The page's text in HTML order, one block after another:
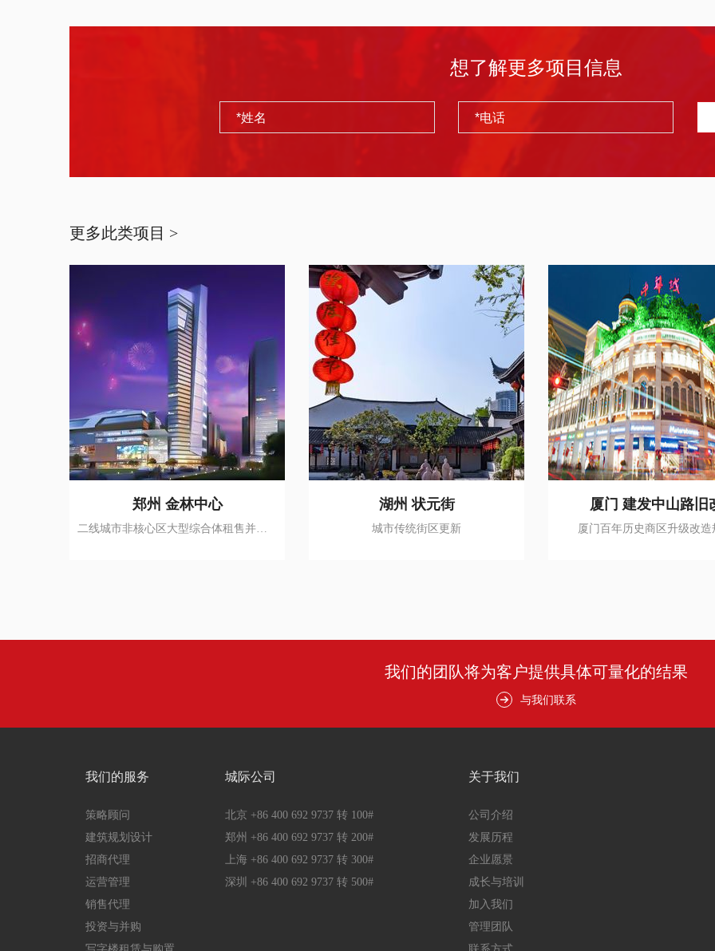
想了解更多项目信息
更多此类项目 >
郑州 金林中心
二线城市非核心区大型综合体租售并举持续销冠
湖州 状元街
城市传统街区更新
厦门 建发中山路旧
厦门百年历史商区升级改造
我们的团队将为客户提供具体可量化的结果
与我们联系
我们的服务
策略顾问
建筑规划设计
招商代理
运营管理
销售代理
投资与并购
城际公司
北京 +86 400 692 9737 转 100#
郑州 +86 400 692 9737 转 200#
上海 +86 400 692 9737 转 300#
深圳 +86 400 692 9737 转 500#
关于我们
公司介绍
发展历程
企业愿景
成长与培训
加入我们
管理团队